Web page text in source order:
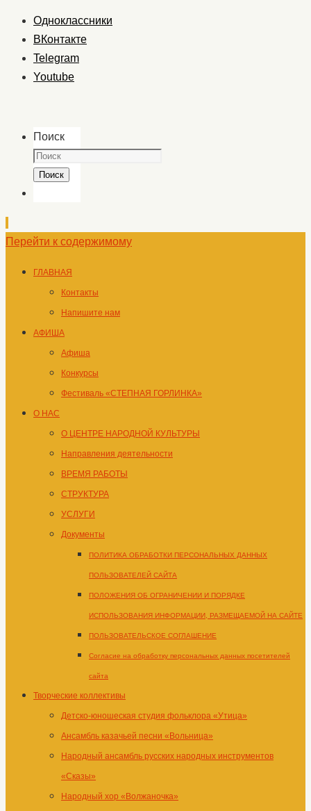
Одноклассники
ВКонтакте
Telegram
Youtube
Поиск
Поиск
Перейти к содержимому
ГЛАВНАЯ
Контакты
Напишите нам
АФИША
Афиша
Конкурсы
Фестиваль «СТЕПНАЯ ГОРЛИНКА»
О НАС
О ЦЕНТРЕ НАРОДНОЙ КУЛЬТУРЫ
Направления деятельности
ВРЕМЯ РАБОТЫ
СТРУКТУРА
УСЛУГИ
Документы
ПОЛИТИКА ОБРАБОТКИ ПЕРСОНАЛЬНЫХ ДАННЫХ
ПОЛЬЗОВАТЕЛЕЙ САЙТА
ПОЛОЖЕНИЯ ОБ ОГРАНИЧЕНИИ И ПОРЯДКЕ
ИСПОЛЬЗОВАНИЯ ИНФОРМАЦИИ, РАЗМЕЩАЕМОЙ НА САЙТЕ
ПОЛЬЗОВАТЕЛЬСКОЕ СОГЛАШЕНИЕ
Согласие на обработку персональных данных посетителей
сайта
Творческие коллективы
Детско-юношеская студия фольклора «Утица»
Ансамбль казачьей песни «Вольница»
Народный ансамбль русских народных инструментов
«Сказы»
Народный хор «Волжаночка»